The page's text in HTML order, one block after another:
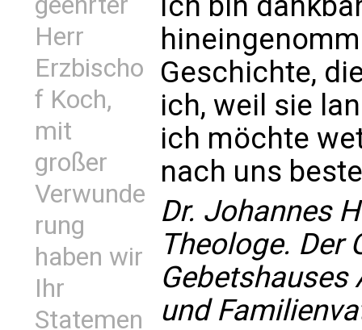
Herr
Erzbischo
f Koch,
mit
großer
Verwunde
rung
haben wir
Ihr
Statemen
Geschichte,
ich, weil sie
ich möchte
nach uns
Dr. Johannes
Theologe. Der
und